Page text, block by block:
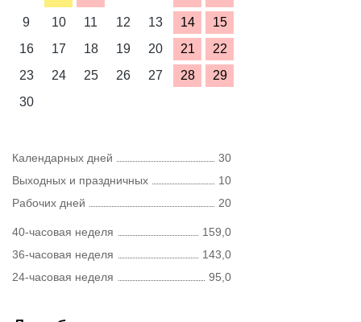
9
10 11 12 13 14
15
16
17 18 19 20 21
22
23
24 25 26 27 28
29
30
Календарных дней
30
Выходных и праздничных
10
Рабочих дней
20
40-часовая неделя
159,0
36-часовая неделя
143,0
24-часовая неделя
95,0